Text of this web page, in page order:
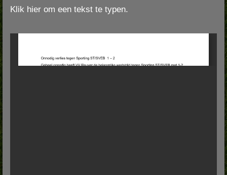
Klik hier om een tekst te typen.